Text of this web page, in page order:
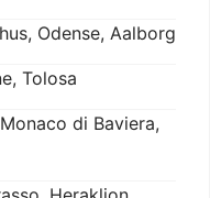
Odense, Aalborg
Tolosa
di Baviera,